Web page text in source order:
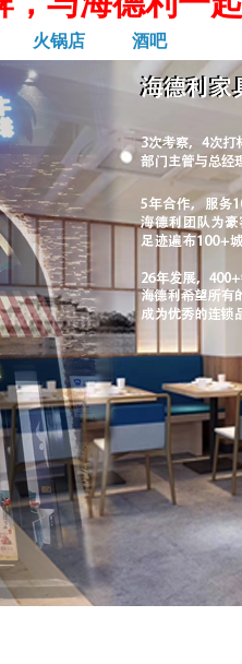
火锅店 酒吧